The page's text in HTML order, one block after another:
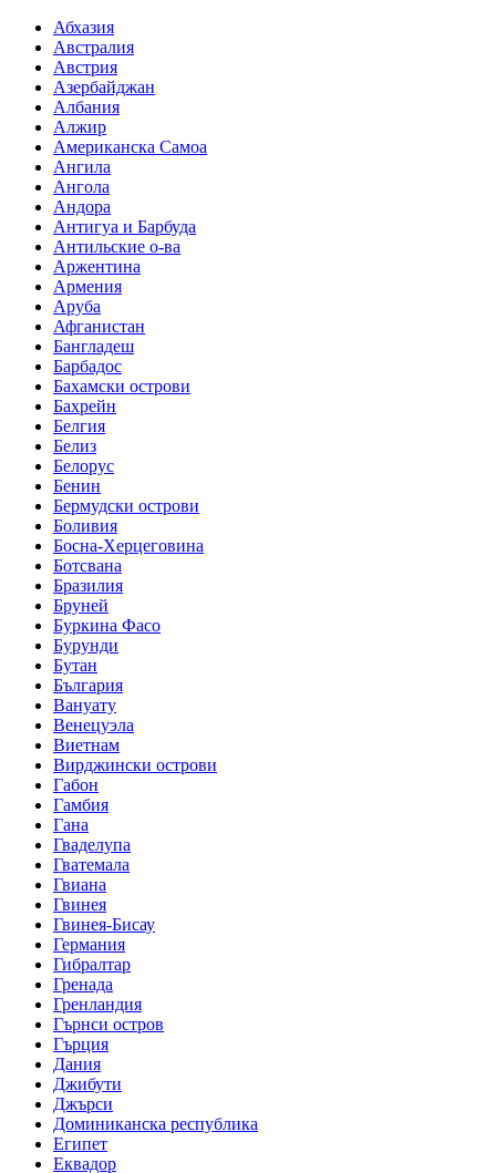
Абхазия
Австралия
Австрия
Азербайджан
Албания
Алжир
Американска Самоа
Ангила
Ангола
Андора
Антигуа и Барбуда
Антильские о-ва
Аржентина
Армения
Аруба
Афганистан
Бангладеш
Барбадос
Бахамски острови
Бахрейн
Белгия
Белиз
Белорус
Бенин
Бермудски острови
Боливия
Босна-Херцеговина
Ботсвана
Бразилия
Бруней
Буркина Фасо
Бурунди
Бутан
България
Вануату
Венецуэла
Виетнам
Вирджински острови
Габон
Гамбия
Гана
Гваделупа
Гватемала
Гвиана
Гвинея
Гвинея-Бисау
Германия
Гибралтар
Гренада
Гренландия
Гърнси остров
Гърция
Дания
Джибути
Джърси
Доминиканска республика
Египет
Еквадор